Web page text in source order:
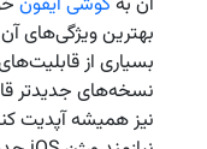
بهترین ویژگی‌های
بسیاری از
نسخه‌های جدیدتر